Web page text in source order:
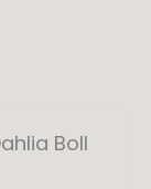
Boll